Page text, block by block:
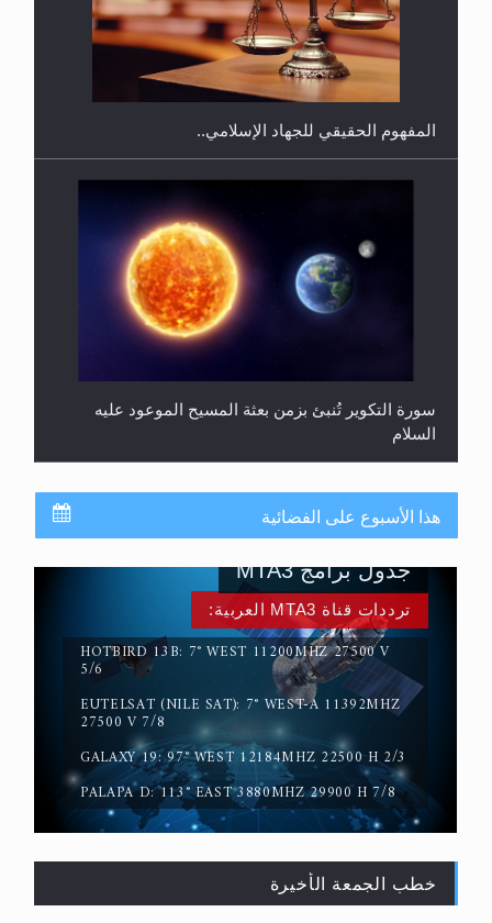
هل يجوز فتح مشروع كوافير نسائي للمحجبات وغير
المحجبات؟
المفهوم الحقيقي للجهاد الإسلامي..
سورة التكوير تُنبئ بزمن بعثة المسيح الموعود عليه
السلام
حقيقة المسيح الدجال
هذا الأسبوع على الفضائية
ترددات قناة MTA3 العربية:
HOTBIRD 13B: 7° WEST 11200MHZ 27500 V
5/6
EUTELSAT (NILE SAT): 7° WEST-A 11392MHZ
27500 V 7/8
GALAXY 19: 97° WEST 12184MHZ 22500 H 2/3
PALAPA D: 113° EAST 3880MHZ 29900 H 7/8
جدول برامج MTA3
خطب الجمعة الأخيرة